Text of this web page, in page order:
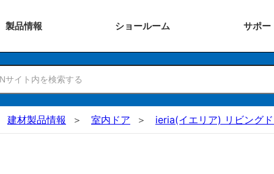
製品情報 ショールーム サポー
建材製品情報 室内ドア ieria(イエリア) リビング